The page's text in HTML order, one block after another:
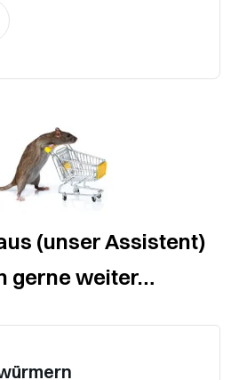
(unser Assistent)
gerne weiter…